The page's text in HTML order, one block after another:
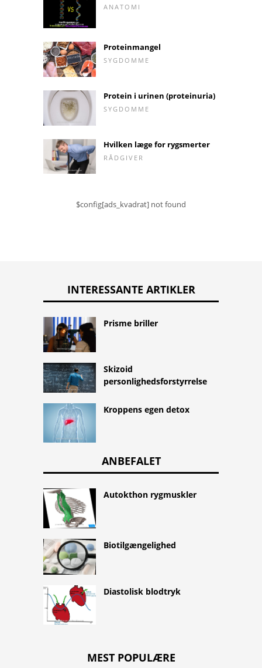
ANATOMI
Proteinmangel
SYGDOMME
Protein i urinen (proteinuria)
SYGDOMME
Hvilken læge for rygsmerter
RÅDGIVER
$config[ads_kvadrat] not found
INTERESSANTE ARTIKLER
Prisme briller
Skizoid
personlighedsforstyrrelse
Kroppens egen detox
ANBEFALET
Autokthon rygmuskler
Biotilgængelighed
Diastolisk blodtryk
MEST POPULÆRE